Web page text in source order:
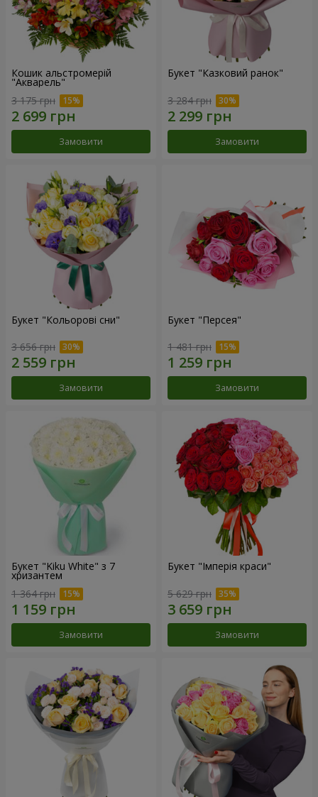
Кошик альстромерій
"Акварель"
3 175 грн
Замовити
Букет "Казковий ранок"
3 284 грн
Замовити
Букет "Кольорові сни"
3 656 грн
Замовити
Букет "Персея"
1 481 грн
Замовити
Букет "Kiku White" з 7
хризантем
1 364 грн
Замовити
Букет "Імперія краси"
5 629 грн
Замовити